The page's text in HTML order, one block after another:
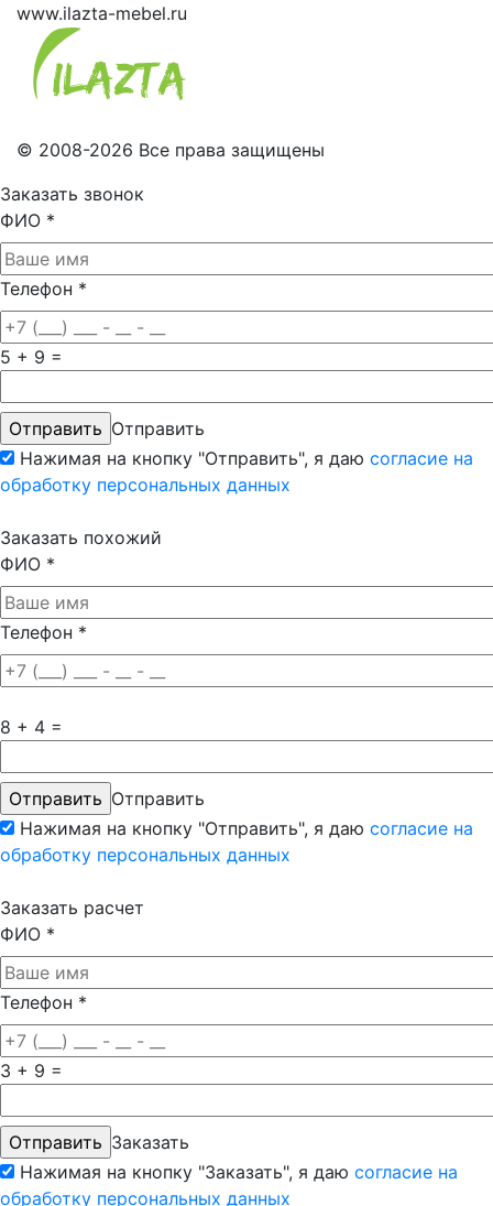
www.ilazta-mebel.ru
© 2008-2026 Все права защищены
Заказать звонок
ФИО *
Телефон *
5 + 9 =
Отправить
Нажимая на кнопку "Отправить", я даю согласие на
обработку персональных данных
Заказать похожий
ФИО *
Телефон *
8 + 4 =
Отправить
Нажимая на кнопку "Отправить", я даю согласие на
обработку персональных данных
Заказать расчет
ФИО *
Телефон *
3 + 9 =
Заказать
Нажимая на кнопку "Заказать", я даю согласие на
обработку персональных данных